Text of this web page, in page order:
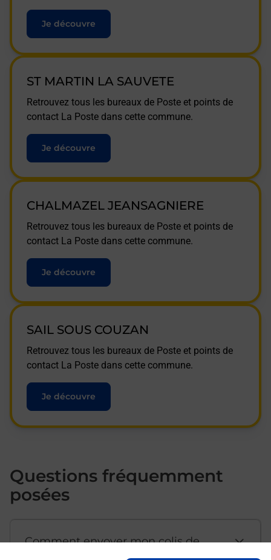
Je découvre
ST MARTIN LA SAUVETE
Retrouvez tous les bureaux de Poste et points de
contact La Poste dans cette commune.
Je découvre
CHALMAZEL JEANSAGNIERE
Retrouvez tous les bureaux de Poste et points de
contact La Poste dans cette commune.
Je découvre
SAIL SOUS COUZAN
Retrouvez tous les bureaux de Poste et points de
contact La Poste dans cette commune.
Je découvre
Questions fréquemment
posées
Comment envoyer mon colis de